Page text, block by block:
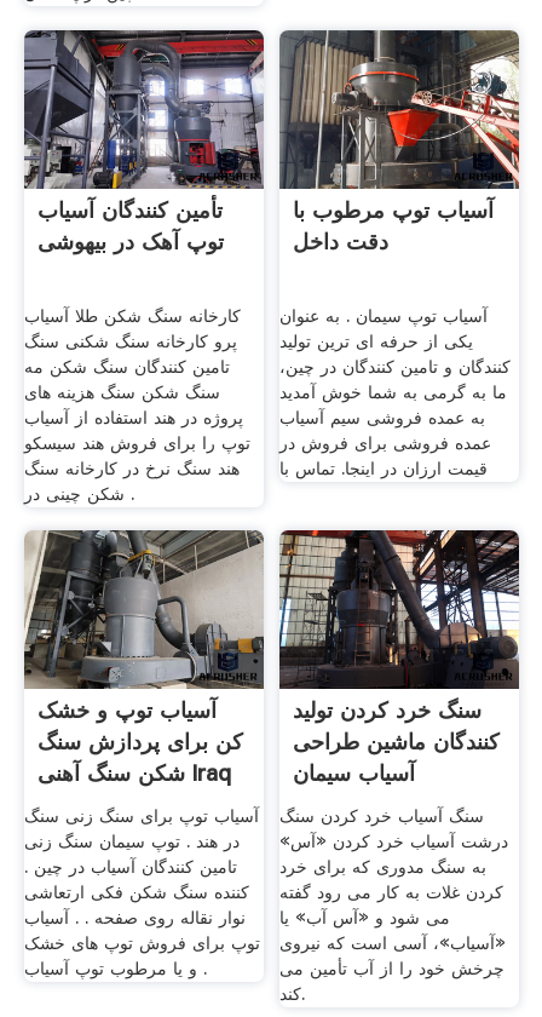
تأمین کنندگان آسیاب
توپ آهک در بیهوشی
کارخانه سنگ شکن طلا آسیاب
پرو کارخانه سنگ شکنی سنگ
تامین کنندگان سنگ شکن مه
سنگ شکن سنگ هزینه های
پروژه در هند استفاده از آسیاب
توپ را برای فروش هند سیسکو
هند سنگ نرخ در کارخانه سنگ
شکن چینی در .
آسیاب توپ مرطوب با
دقت داخل
آسیاب توپ سیمان . به عنوان
یکی از حرفه ای ترین تولید
کنندگان و تامین کنندگان در چین،
ما به گرمی به شما خوش آمدید
به عمده فروشی سیم آسیاب
عمده فروشی برای فروش در
قیمت ارزان در اینجا. تماس با
آسیاب توپ و خشک
کن برای پردازش سنگ
شکن سنگ آهنی Iraq
آسیاب توپ برای سنگ زنی سنگ
در هند . توپ سیمان سنگ زنی
تامین کنندگان آسیاب در چین .
کننده سنگ شکن فکی ارتعاشی
نوار نقاله روی صفحه . . آسیاب
توپ برای فروش توپ های خشک
و یا مرطوب توپ آسیاب .
سنگ خرد کردن تولید
کنندگان ماشین طراحی
آسیاب سیمان
سنگ آسیاب خرد کردن سنگ
درشت آسیاب خرد کردن «آس»
به سنگ مدوری که برای خرد
کردن غلات به کار می رود گفته
می شود و «آس آب» یا
«آسیاب»، آسی است که نیروی
چرخش خود را از آب تأمین می
کند.